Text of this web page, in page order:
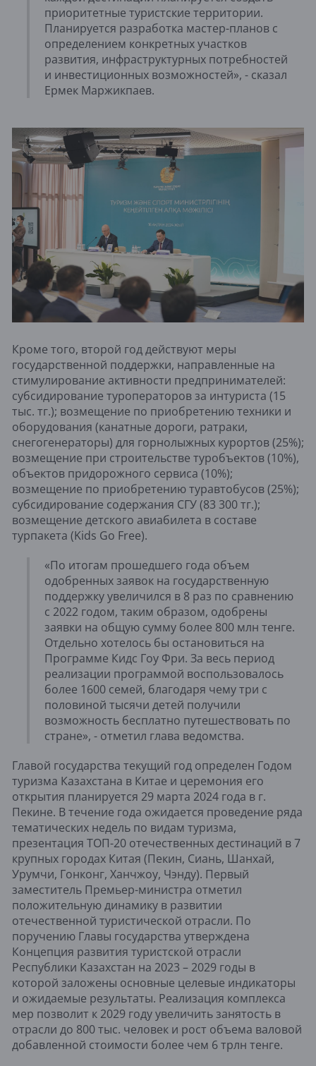
приоритетные туристские территории.
Планируется разработка мастер-планов с
определением конкретных участков
развития, инфраструктурных потребностей
и инвестиционных возможностей», - сказал
Ермек Маржикпаев.
Кроме того, второй год действуют меры
государственной поддержки, направленные на
стимулирование активности предпринимателей:
субсидирование туроператоров за интуриста (15
тыс. тг.); возмещение по приобретению техники и
оборудования (канатные дороги, ратраки,
снегогенераторы) для горнолыжных курортов (25%);
возмещение при строительстве туробъектов (10%),
объектов придорожного сервиса (10%);
возмещение по приобретению туравтобусов (25%);
субсидирование содержания СГУ (83 300 тг.);
возмещение детского авиабилета в составе
турпакета (Kids Go Free).
«По итогам прошедшего года объем
одобренных заявок на государственную
поддержку увеличился в 8 раз по сравнению
с 2022 годом, таким образом, одобрены
заявки на общую сумму более 800 млн тенге.
Отдельно хотелось бы остановиться на
Программе Кидс Гоу Фри. За весь период
реализации программой воспользовалось
более 1600 семей, благодаря чему три с
половиной тысячи детей получили
возможность бесплатно путешествовать по
стране», - отметил глава ведомства.
Главой государства текущий год определен Годом
туризма Казахстана в Китае и церемония его
открытия планируется 29 марта 2024 года в г.
Пекине. В течение года ожидается проведение ряда
тематических недель по видам туризма,
презентация ТОП-20 отечественных дестинаций в 7
крупных городах Китая (Пекин, Сиань, Шанхай,
Урумчи, Гонконг, Ханчжоу, Чэнду). Первый
заместитель Премьер-министра отметил
положительную динамику в развитии
отечественной туристической отрасли. По
поручению Главы государства утверждена
Концепция развития туристской отрасли
Республики Казахстан на 2023 – 2029 годы в
которой заложены основные целевые индикаторы
и ожидаемые результаты. Реализация комплекса
мер позволит к 2029 году увеличить занятость в
отрасли до 800 тыс. человек и рост объема валовой
добавленной стоимости более чем 6 трлн тенге.